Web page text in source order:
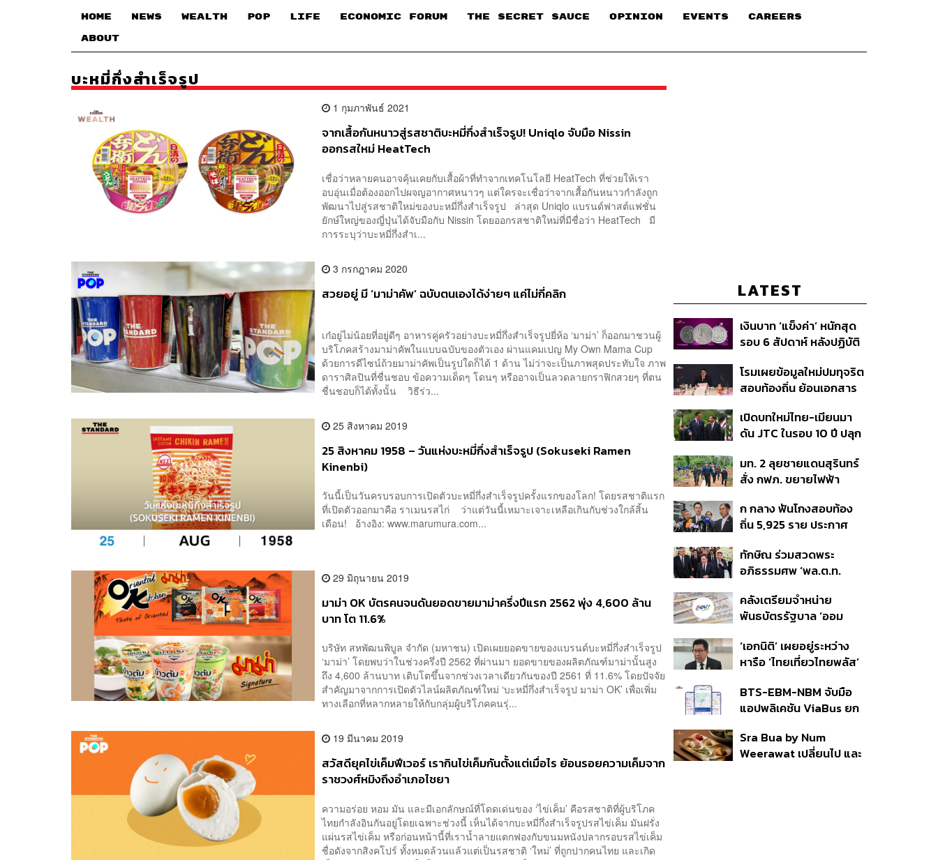
HOME NEWS WEALTH POP LIFE ECONOMIC FORUM THE SECRET SAUCE​ OPINION EVENTS CAREERS
ABOUT
บะหมี่กึ่งสำเร็จรูป
1 กุมภาพันธ์ 2021
จากเสื้อกันหนาวสู่รสชาติบะหมี่กึ่งสำเร็จรูป! Uniqlo จับมือ Nissin
ออกรสใหม่ HeatTech
เชื่อว่าหลายคนอาจคุ้นเคยกับเสื้อผ้าที่ทำจากเทคโนโลยี HeatTech ที่ช่วยให้เรา
อบอุ่นเมื่อต้องออกไปผจญอากาศหนาวๆ แต่ใครจะเชื่อว่าจากเสื้อกันหนาวกำลังถูก
พัฒนาไปสู่รสชาติใหม่ของบะหมี่กึ่งสำเร็จรูป ล่าสุด Uniqlo แบรนด์ฟาสต์แฟชั่น
ยักษ์ใหญ่ของญี่ปุ่นได้จับมือกับ Nissin โดยออกรสชาติใหม่ที่มีชื่อว่า HeatTech มี
การระบุว่าบะหมี่กึ่งสำเ...
3 กรกฎาคม 2020
สวยอยู่ มี ‘มาม่าคัพ’ ฉบับตนเองได้ง่ายๆ แค่ไม่กี่คลิก
เก๋อยู่ไม่น้อยที่อยู่ดีๆ อาหารคู่ครัวอย่างบะหมี่กึ่งสำเร็จรูปยี่ห้อ ‘มาม่า’ ก็ออกมาชวนผู้
บริโภคสร้างมาม่าคัพในแบบฉบับของตัวเอง ผ่านแคมเปญ My Own Mama Cup
ด้วยการดีไซน์ถ้วยมาม่าคัพเป็นรูปใดก็ได้ 1 ด้าน ไม่ว่าจะเป็นภาพสุดประทับใจ ภาพ
ดาราศิลปินที่ชื่นชอบ ข้อความเด็ดๆ โดนๆ หรืออาจเป็นลวดลายกราฟิกสวยๆ ที่ตน
ชื่นชอบก็ได้ทั้งนั้น วิธีร่ว...
25 สิงหาคม 2019
25 สิงหาคม 1958 – วันแห่งบะหมี่กึ่งสำเร็จรูป (Sokuseki Ramen
Kinenbi)
วันนี้เป็นวันครบรอบการเปิดตัวบะหมี่กึ่งสำเร็จรูปครั้งแรกของโลก! โดยรสชาติแรก
ที่เปิดตัวออกมาคือ ราเมนรสไก่ ว่าแต่วันนี้เหมาะเจาะเหลือเกินกับช่วงใกล้สิ้น
เดือน! อ้างอิง: www.marumura.com...
29 มิถุนายน 2019
มาม่า OK บัตรคนจนดันยอดขายมาม่าครึ่งปีแรก 2562 พุ่ง 4,600 ล้าน
บาท โต 11.6%
บริษัท สหพัฒนพิบูล จำกัด (มหาชน) เปิดเผยยอดขายของแบรนด์บะหมี่กึ่งสำเร็จรูป
‘มาม่า’ โดยพบว่าในช่วงครึ่งปี 2562 ที่ผ่านมา ยอดขายของผลิตภัณฑ์มาม่านั้นสูง
ถึง 4,600 ล้านบาท เติบโตขึ้นจากช่วงเวลาเดียวกันของปี 2561 ที่ 11.6% โดยปัจจัย
สำคัญมาจากการเปิดตัวไลน์ผลิตภัณฑ์ใหม่ ‘บะหมี่กึ่งสำเร็จรูป มาม่า OK’ เพื่อเพิ่ม
ทางเลือกที่หลากหลายให้กับกลุ่มผู้บริโภคคนรุ่...
19 มีนาคม 2019
สวัสดียุคไข่เค็มฟีเวอร์ เรากินไข่เค็มกันตั้งแต่เมื่อไร ย้อนรอยความเค็มจาก
ราชวงศ์หมิงถึงอำเภอไชยา
ความอร่อย หอม มัน และมีเอกลักษณ์ที่โดดเด่นของ ‘ไข่เค็ม’ คือรสชาติที่ผู้บริโภค
ไทยกำลังอินกันอยู่โดยเฉพาะช่วงนี้ เห็นได้จากบะหมี่กึ่งสำเร็จรูปรสไข่เค็ม มันฝรั่ง
แผ่นรสไข่เค็ม หรือก่อนหน้านี้ที่เราน้ำลายแตกฟองกับขนมหนังปลากรอบรสไข่เค็ม
ชื่อดังจากสิงคโปร์ ทั้งหมดล้วนแล้วแต่เป็นรสชาติ ‘ใหม่’ ที่ถูกปากคนไทย และเกิด
LATEST
เงินบาท ‘แข็งค่า’ หนักสุด
รอบ 6 สัปดาห์ หลังปฏิบัติ
สหรัฐฯ-ญี่ปุ่น Standard
Chartered เปิดเป้าสิ้นปีนี้
ต่อดอลลาร์
โรมเผยข้อมูลใหม่ปมทุจริต
สอบท้องถิ่น ย้อนเอกสาร
อนุทิน จ่อสอบต่อเอี่ยว
ตัดตอน ม.บูรพา หรือไม่
เปิดบทใหม่ไทย-เมียนมา
ดัน JTC ในรอบ 10 ปี ปลุก
ชายแดน ท่าเรือน้ำลึก
ทวาย
มท. 2 ลุยชายแดนสุรินทร์
สั่ง กฟภ. ขยายไฟฟ้า
350’ เสริมความมั่นคง
ชายแดน
ก กลาง ฟันโกงสอบท้อง
ถิ่น 5,925 ราย ประกาศ
ราย รอ ป.ป.ช. ขีดเส้นแล้ว
เสร็จ 31 ส.ค.
ทักษิณ ร่วมสวดพระ
อภิธรรมศพ ‘พล.ต.ท.
สิน’ สิริอายุ 103 ปี แกนนำ
เพื่อไทย-บุคคลหลาก
คลังเตรียมจำหน่าย
พันธบัตรรัฐบาล ‘ออม
ก.ย.นี้ อาจเพิ่มสัดส่วนการ
ขายแบบ Small Lot First
‘เอกนิติ’ เผยอยู่ระหว่าง
หารือ ‘ไทยเที่ยวไทยพลัส’
แสนล้าน มั่นใจงบต่อ ‘ไทย
ช่วยไทย พลัส’ เฟส 2 มี
BTS-EBM-NBM จับมือ
แอปพลิเคชัน ViaBus ยก
รถไฟฟ้า 3 สายแบบเรียล
ไทม์
Sra Bua by Num
Weerawat เปลี่ยนไป และ